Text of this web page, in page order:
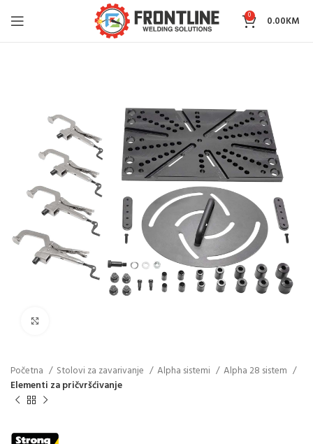
0 0.00KM
Početna Stolovi za zavarivanje Alpha sistemi
Alpha 28 sistem
Elementi za pričvršćivanje